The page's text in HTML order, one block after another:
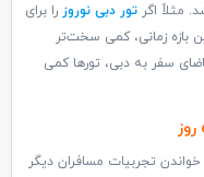
مثلاً اگر تور دبی نوروز را برای
بازه زمانی، کمی سخت‌تر
سفر به دبی، تورها کمی
تجربیات مسافران دیگر